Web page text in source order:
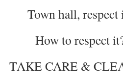
Town hall,
How to respect
TAKE CARE &